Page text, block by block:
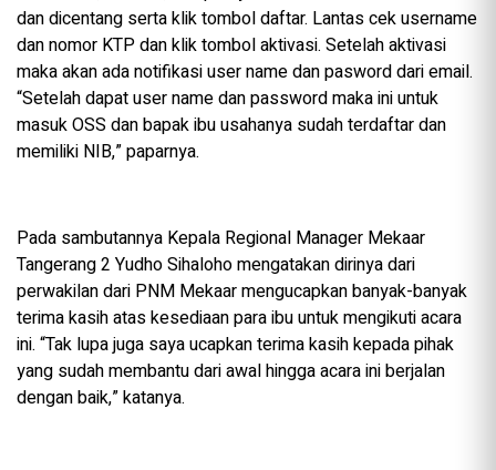
dan dicentang serta klik tombol daftar. Lantas cek username
dan nomor KTP dan klik tombol aktivasi. Setelah aktivasi
maka akan ada notifikasi user name dan pasword dari email.
“Setelah dapat user name dan password maka ini untuk
masuk OSS dan bapak ibu usahanya sudah terdaftar dan
memiliki NIB,” paparnya.
Pada sambutannya Kepala Regional Manager Mekaar
Tangerang 2 Yudho Sihaloho mengatakan dirinya dari
perwakilan dari PNM Mekaar mengucapkan banyak-banyak
terima kasih atas kesediaan para ibu untuk mengikuti acara
ini. “Tak lupa juga saya ucapkan terima kasih kepada pihak
yang sudah membantu dari awal hingga acara ini berjalan
dengan baik,” katanya.